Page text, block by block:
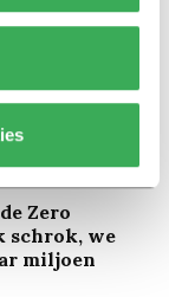
kom die
Zero
schrok, we
miljoen